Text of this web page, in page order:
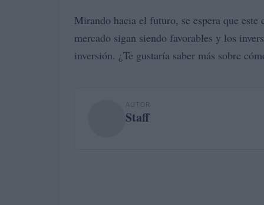
Mirando hacia el futuro, se espera que
mercado sigan siendo favorables y los
inversión. ¿Te gustaría saber más sobre
AUTOR
Staff